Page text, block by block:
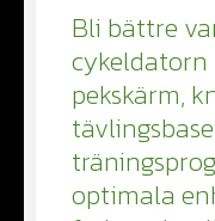
Bli bättre
cykeldatorn
pekskärm,
optimala